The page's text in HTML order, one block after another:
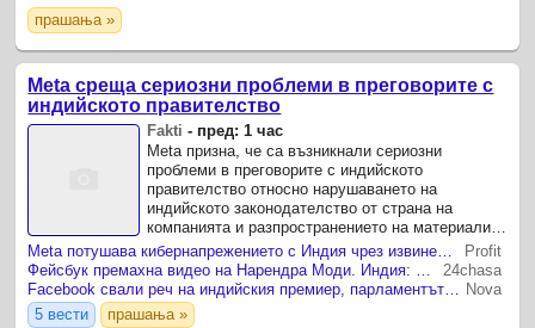
прашања »
Meta среща сериозни проблеми в преговорите с
индийското правителство
Fakti - пред: 1 час
Meta призна, че са възникнали сериозни
проблеми в преговорите с индийското
правителство относно нарушаването на
индийското законодателство от страна на
компанията и разпространението на материали
за сексуално насилие над деца.
Meta потушава кибернапрежението с Индия чрез извинения
Profit
Фейсбук премахна видео на Нарендра Моди. Индия: Зукърбърг да се извини
24chasa
Facebook свали реч на индийския премиер, парламентът поиска извинение от Зукърбърг Nova
5 вести
прашања »